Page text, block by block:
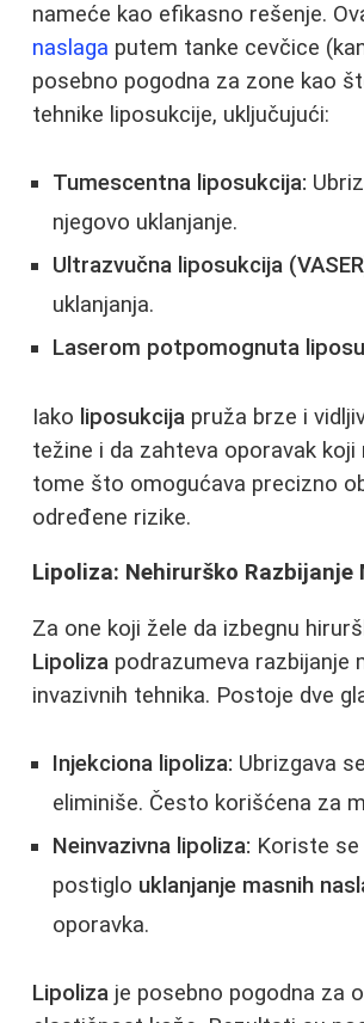
nameće kao efikasno rešenje.
naslaga putem tanke cevčice
posebno pogodna za zone kao
tehnike liposukcije, uključujući:
Tumescentna liposukcija:
njegovo uklanjanje.
Ultrazvučna liposukcija
uklanjanja.
Laserom potpomognuta
Iako liposukcija pruža brze i
težine i da zahteva oporavak
tome što omogućava precizno
određene rizike.
Lipoliza: Nehirurško Razbijanje
Za one koji žele da izbegnu
Lipoliza podrazumeva razbijanje
invazivnih tehnika. Postoje dve
Injekciona lipoliza: Ubrizgava
eliminiše. Često korišćena za
Neinvazivna lipoliza: Koriste
postiglo uklanjanje masnih
oporavka.
Lipoliza je posebno pogodna za